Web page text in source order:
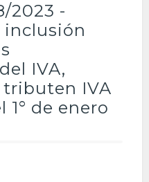
2023 -
inclusión
IVA,
IVA
de enero